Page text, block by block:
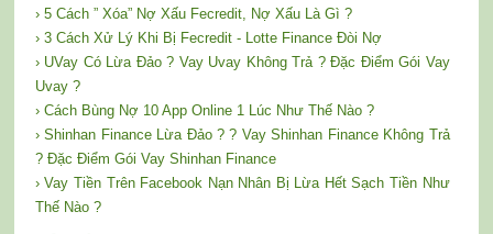
› 5 Cách ” Xóa” Nợ Xấu Fecredit, Nợ Xấu Là Gì ?
› 3 Cách Xử Lý Khi Bị Fecredit - Lotte Finance Đòi Nợ
› UVay Có Lừa Đảo ? Vay Uvay Không Trả ? Đặc Điểm Gói Vay
Uvay ?
› Cách Bùng Nợ 10 App Online 1 Lúc Như Thế Nào ?
› Shinhan Finance Lừa Đảo ? ? Vay Shinhan Finance Không Trả
? Đặc Điểm Gói Vay Shinhan Finance
› Vay Tiền Trên Facebook Nạn Nhân Bị Lừa Hết Sạch Tiền Như
Thế Nào ?